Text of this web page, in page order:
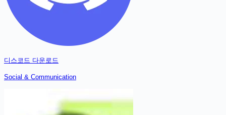
디스코드 다운로드
Social & Communication